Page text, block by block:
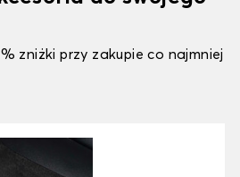
zniżki przy zakupie co najmniej